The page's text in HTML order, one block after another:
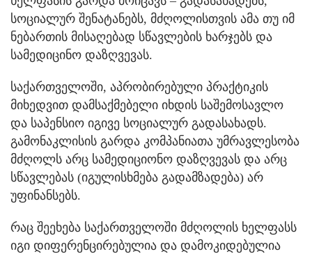
სოციალურ შენატანებს, მძღოლისთვის ამა თუ იმ
ნებართის მისაღებად სწავლების ხარჯებს და
სამედიცინო დაზღვევას.
საქართველოში, აპრობირებული პრაქტიკის
მიხედვით დამსაქმებელი იხდის საშემოსავლო
და საპენსიო იგივე სოციალურ გადასახადს.
გამონაკლისის გარდა კომპანიათა უმრავლესობა
მძღოლს არც სამედიციონო დაზღვევას და არც
სწავლებას (იგულისხმება გადამზადება) არ
უფინანსებს.
რაც შეეხება საქართველოში მძღოლის ხელფასს
იგი დიფერენცირებულია და დამოკიდებულია